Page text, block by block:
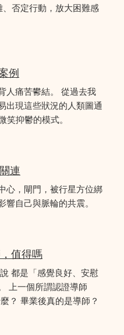
否定行動，放大困難感
例
人痛苦鬰結。 從過去我
出現這些狀況的人類圖通
抑鬱的模式。
連
心，閘門，被行星方位綁
自己與脈輪的共震。
值得嗎
都是「感覺良好、安慰
上一個所謂認證導師
？ 畢業後真的是導師？